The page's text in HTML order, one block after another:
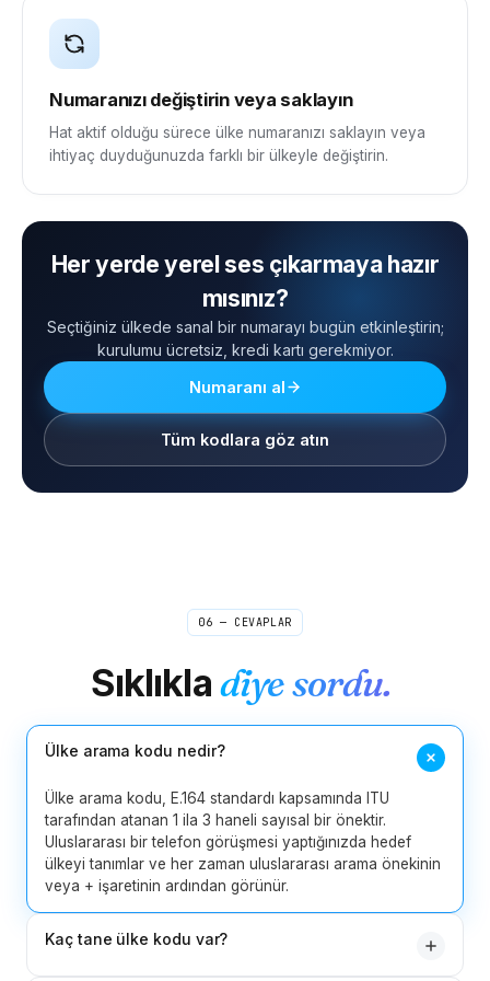
Numaranızı değiştirin veya saklayın
Hat aktif olduğu sürece ülke numaranızı saklayın veya
ihtiyaç duyduğunuzda farklı bir ülkeyle değiştirin.
Her yerde yerel ses çıkarmaya hazır
mısınız?
Seçtiğiniz ülkede sanal bir numarayı bugün etkinleştirin;
kurulumu ücretsiz, kredi kartı gerekmiyor.
Numaranı al
Tüm kodlara göz atın
06 — CEVAPLAR
Sıklıkladiye sordu.
Ülke arama kodu nedir?
Ülke arama kodu, E.164 standardı kapsamında ITU
tarafından atanan 1 ila 3 haneli sayısal bir önektir.
Uluslararası bir telefon görüşmesi yaptığınızda hedef
ülkeyi tanımlar ve her zaman uluslararası arama önekinin
veya + işaretinin ardından görünür.
Kaç tane ülke kodu var?